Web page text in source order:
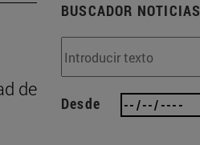
de
BUSCADOR NOTICIAS
Desde